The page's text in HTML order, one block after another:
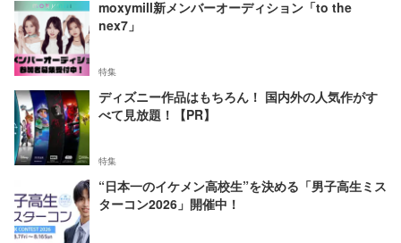
moxymill新メンバーオーディション「to the
nex7」
特集
ディズニー作品はもちろん！ 国内外の人気作がす
べて見放題！【PR】
特集
“日本一のイケメン高校生”を決める「男子高生ミス
ターコン2026」開催中！